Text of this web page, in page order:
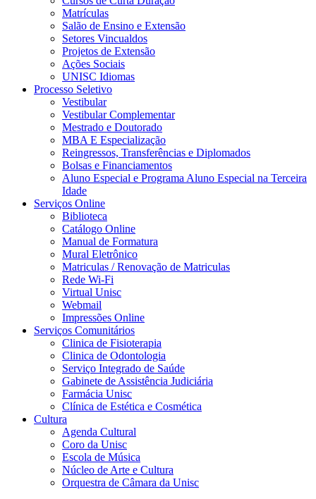
Matrículas
Salão de Ensino e Extensão
Setores Vincualdos
Projetos de Extensão
Ações Sociais
UNISC Idiomas
Processo Seletivo
Vestibular
Vestibular Complementar
Mestrado e Doutorado
MBA E Especialização
Reingressos, Transferências e Diplomados
Bolsas e Financiamentos
Aluno Especial e Programa Aluno Especial na Terceira
Idade
Serviços Online
Biblioteca
Catálogo Online
Manual de Formatura
Mural Eletrônico
Matriculas / Renovação de Matriculas
Rede Wi-Fi
Virtual Unisc
Webmail
Impressões Online
Serviços Comunitários
Clinica de Fisioterapia
Clinica de Odontologia
Serviço Integrado de Saúde
Gabinete de Assistência Judiciária
Farmácia Unisc
Clínica de Estética e Cosmética
Cultura
Agenda Cultural
Coro da Unisc
Escola de Música
Núcleo de Arte e Cultura
Orquestra de Câmara da Unisc